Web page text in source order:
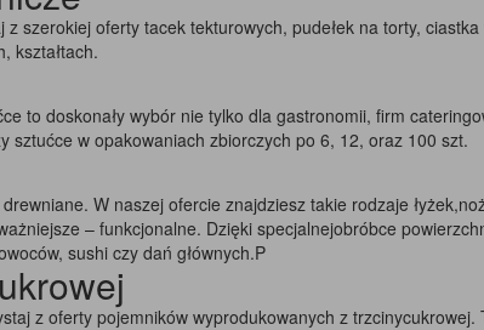
z szerokiej oferty tacek tekturowych, pudełek na torty,
kształtach.
to doskonały wybór nie tylko dla gastronomii, firm
sztućce w opakowaniach zbiorczych po 6, 12, oraz 100 szt.
W naszej ofercie znajdziesz takie rodzaje
– funkcjonalne. Dzięki specjalnejobróbce
sushi czy dań głównych.P
z oferty pojemników wyprodukowanych z